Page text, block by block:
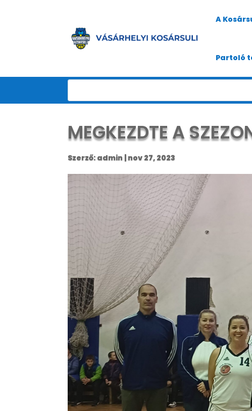
A
Partoló
MEGKEZDTE A
Szerző: admin | nov 27, 2023